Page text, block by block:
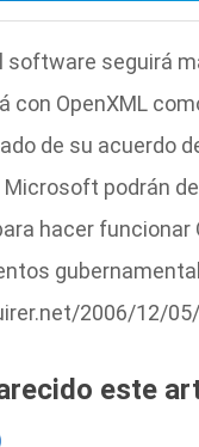
software seguirá
con OpenXML
de su acuerdo
Microsoft podrán
hacer
2006/12/
este